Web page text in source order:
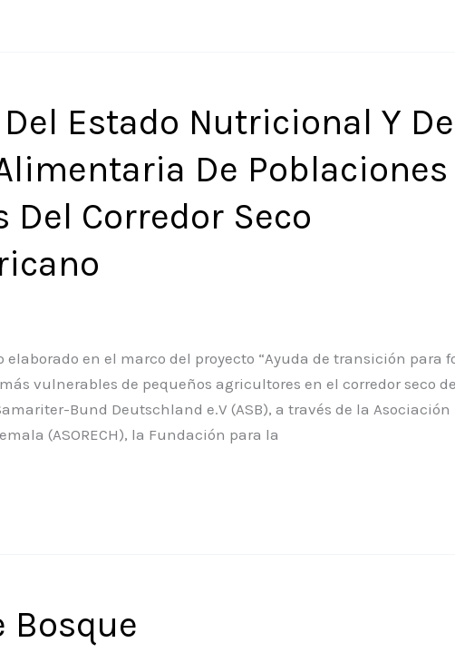
Estado Nutricional Y
De Poblaciones
Del Corredor Seco
elaborado en el marco del proyecto “Ayuda de transición para
vulnerables de pequeños agricultores en el corredor seco
Bund Deutschland e.V (ASB), a través de la Asociación
(ASORECH), la Fundación para la
Bosque